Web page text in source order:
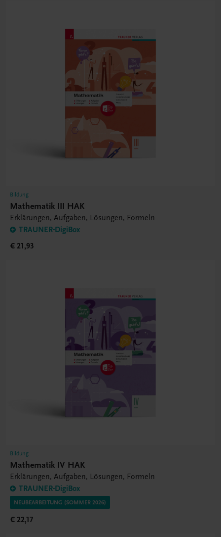
Bildung
Mathematik III HAK
Erklärungen, Aufgaben, Lösungen, Formeln
TRAUNER-DigiBox
€ 21,93
Bildung
Mathematik IV HAK
Erklärungen, Aufgaben, Lösungen, Formeln
TRAUNER-DigiBox
NEUBEARBEITUNG (SOMMER 2026)
€ 22,17